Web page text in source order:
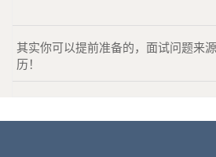
其实你可以提前准备的，面试问题来
历！